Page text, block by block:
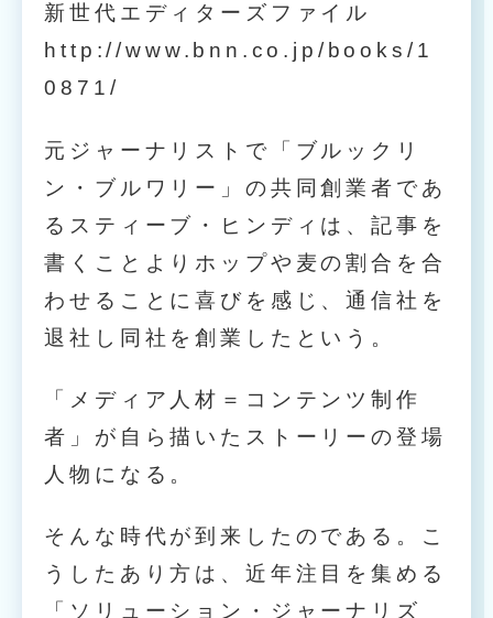
新世代エディターズファイル
http://www.bnn.co.jp/books/1
0871/
元ジャーナリストで「ブルックリ
ン・ブルワリー」の共同創業者であ
るスティーブ・ヒンディは、記事を
書くことよりホップや麦の割合を合
わせることに喜びを感じ、通信社を
退社し同社を創業したという。
「メディア人材＝コンテンツ制作
者」が自ら描いたストーリーの登場
人物になる。
そんな時代が到来したのである。こ
うしたあり方は、近年注目を集める
「ソリューション・ジャーナリズ